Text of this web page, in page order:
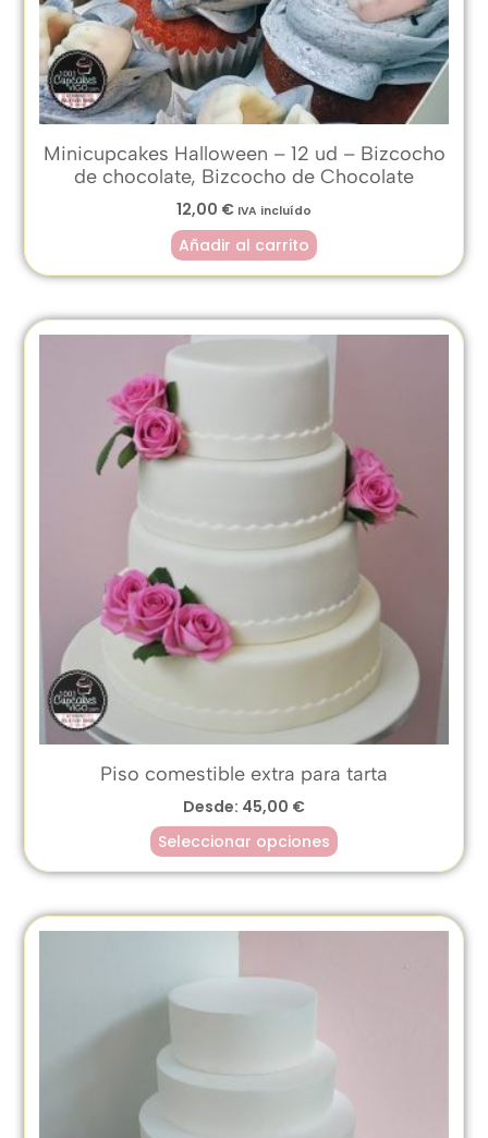
Minicupcakes Halloween – 12 ud – Bizcocho
de chocolate, Bizcocho de Chocolate
12,00 € IVA incluído
Añadir al carrito
Piso comestible extra para tarta
Desde: 45,00 €
Seleccionar opciones